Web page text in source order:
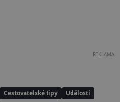
REKLAMA
Cestovatelské tipy Události